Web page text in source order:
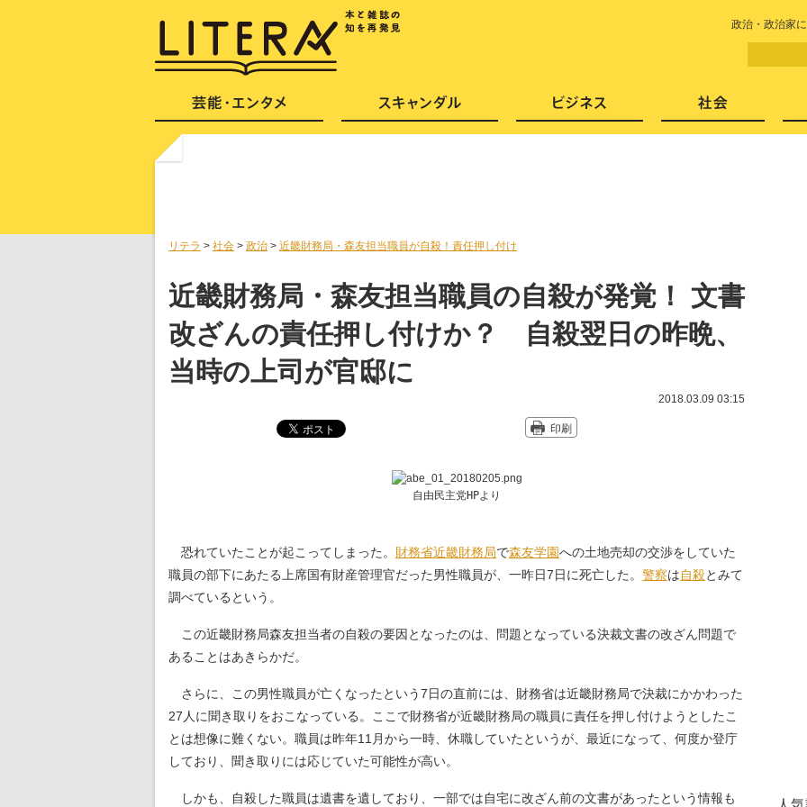
政治・政治家
リテラ > 社会 > 政治 > 近畿財務局・森友担当職員が自殺！責任押し付け
近畿財務局・森友担当職員の自殺が発覚！ 文書
改ざんの責任押し付けか？ 自殺翌日の昨晩、
当時の上司が官邸に
2018.03.09 03:15
印刷
自由民主党HPより
恐れていたことが起こってしまった。 財務省近畿財務局で森友学園への土地売却の交渉をしていた
職員の部下にあたる上席国有財産管理官だった男性職員が、一昨日7日に死亡した。 警察は自殺とみて
調べているという。
この近畿財務局森友担当者の自殺の要因となったのは、問題となっている決裁文書の改ざん問題で
あることはあきらかだ。
さらに、この男性職員が亡くなったという7日の直前には、財務省は近畿財務局で決裁にかかわった
27人に聞き取りをおこなっている。ここで財務省が近畿財務局の職員に責任を押し付けようとしたこ
とは想像に難くない。職員は昨年11月から一時、休職していたというが、最近になって、何度か登庁
しており、聞き取りには応じていた可能性が高い。
しかも、自殺した職員は遺書を遺しており、一部では自宅に改ざん前の文書があったという情報も
芸能・エンタメ スキャンダル